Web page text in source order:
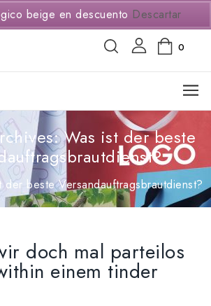
(+57) 3114294650
0
Was ist der beste
der beste Versandauftragsbrautdienst?
doch mal parteilos
einem tinder
beige en descuento Descartar